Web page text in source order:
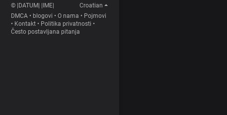
© |DATUM| |IME|
Croatian
DMCA • blogovi • O nama • Pojmovi
• Kontakt • Politika privatnosti •
Često postavljana pitanja